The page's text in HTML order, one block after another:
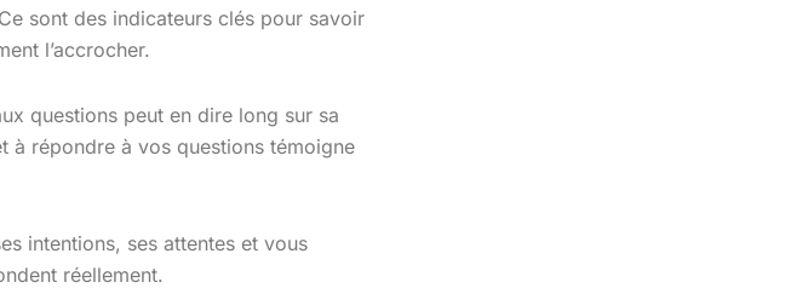
sont des indicateurs clés pour savoir
l’accrocher.
questions peut en dire long sur sa
à répondre à vos questions témoigne
intentions, ses attentes et vous
réellement.